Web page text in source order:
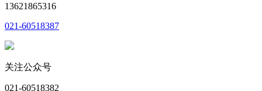
13621865316
021-60518387
关注公众号
021-60518382